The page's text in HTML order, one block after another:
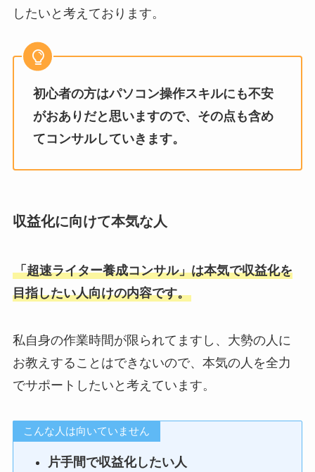
したいと考えております。
初心者の方はパソコン操作スキルにも不安
がおありだと思いますので、その点も含め
てコンサルしていきます。
収益化に向けて本気な人
「超速ライター養成コンサル」は本気で収益化を
目指したい人向けの内容です。
私自身の作業時間が限られてますし、大勢の人に
お教えすることはできないので、本気の人を全力
でサポートしたいと考えています。
こんな人は向いていません
片手間で収益化したい人